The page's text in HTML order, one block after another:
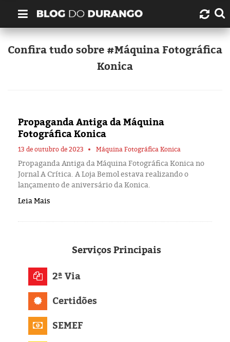
Quem é Durango Duarte?
Links úteis
Artigos
Amazonas
Manaus
Pesquisas
Confira tudo sobre #Máquina Fotográfica
Konica
Propaganda Antiga da Máquina
Fotográfica Konica
13 de outubro de 2023 Máquina Fotográfica Konica
Propaganda Antiga da Máquina Fotográfica Konica no
Jornal A Crítica. A Loja Bemol estava realizando o
lançamento de aniversário da Konica.
Leia Mais
ServiçosPrincipais
2ª Via
Certidões
SEMEF